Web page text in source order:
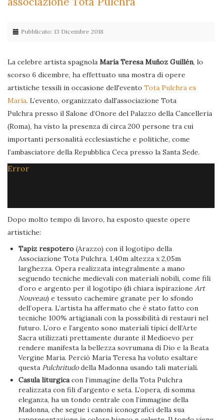
Pubblicato: 13 Dicembre 2018
La celebre artista spagnola María Teresa Muñoz Guillén, lo
scorso 6 dicembre, ha effettuato una mostra di opere
artistiche tessili in occasione dell'evento Tota Pulchra es
Maria. L’evento, organizzato dall'associazione Tota
Pulchra presso il Salone d’Onore del Palazzo della Cancelleria
(Roma), ha visto la presenza di circa 200 persone tra cui
importanti personalità ecclesiastiche e politiche, come
l’ambasciatore della Repubblica Ceca presso la Santa Sede.
Error
Dopo molto tempo di lavoro, ha esposto queste opere
artistiche:
Tapiz respotero (Arazzo) con il logotipo della
Associazione Tota Pulchra. 1,40m altezza x 2,05m
larghezza. Opera realizzata integralmente a mano
seguendo tecniche medievali con materiali nobili, come fili
d’oro e argento per il logotipo (di chiara ispirazioneArt
Nouveau) e tessuto cachemire granate per lo sfondo
dell’opera. L’artista ha affermato che è stato fatto con
tecniche 100% artigianali con la possibilità di restauri nel
futuro. L’oro e l’argento sono materiali tipici dell’Arte
Sacra utilizzati prettamente durante il Medioevo per
rendere manifesta la bellezza sovrumana di Dio e la Beata
Vergine Maria. Perciò María Teresa ha voluto esaltare
questa Pulchritudodella Madonna usando tali materiali.
Casula liturgicacon l’immagine della Tota Pulchra
realizzata con fili d’argento e seta. L’opera, di somma
eleganza, ha un tondo centrale con l’immagine della
Madonna, che segue i canoni iconografici della sua